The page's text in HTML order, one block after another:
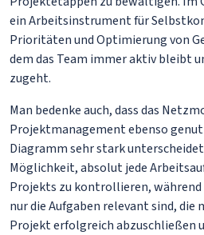
ein Arbeitsinstrument für
Prioritäten und Optimierung von
dem das Team immer aktiv bleibt
zugeht.
Man bedenke auch, dass das
Projektmanagement ebenso
Diagramm sehr stark
Möglichkeit, absolut jede
Projekts zu kontrollieren,
nur die Aufgaben relevant sind, die
Projekt erfolgreich abzuschließen